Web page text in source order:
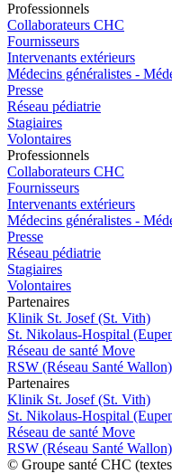
Professionnels
Collaborateurs CHC
Fournisseurs
Intervenants extérieurs
Médecins généralistes -
Presse
Réseau pédiatrie
Stagiaires
Volontaires
Professionnels
Collaborateurs CHC
Fournisseurs
Intervenants extérieurs
Médecins généralistes -
Presse
Réseau pédiatrie
Stagiaires
Volontaires
Partenaires
Klinik St. Josef (St. Vith)
St. Nikolaus-Hospital
Réseau de santé Move
RSW (Réseau Santé Wallon)
Partenaires
Klinik St. Josef (St. Vith)
St. Nikolaus-Hospital
Réseau de santé Move
RSW (Réseau Santé Wallon)
© Groupe santé CHC